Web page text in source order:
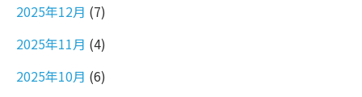
2025年12月 (7)
2025年11月 (4)
2025年10月 (6)